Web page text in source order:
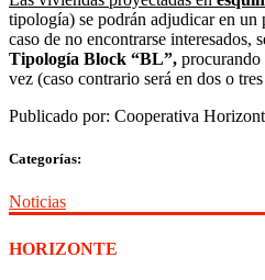
tipología) se podrán adjudicar en
caso de no encontrarse interesados,
Tipología Block “BL”, procurando
vez (caso contrario será en dos o
Publicado por: Cooperativa
Categorías:
Noticias
HORIZONTE